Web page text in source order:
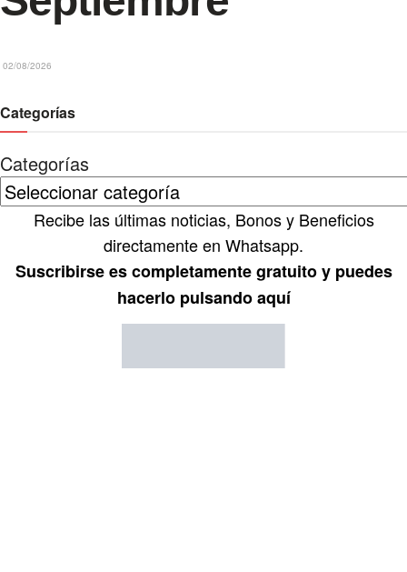
02/08/2026
Categorías
Categorías
Recibe las últimas noticias, Bonos y Beneficios
directamente en Whatsapp.
Suscribirse es completamente gratuito y puedes
hacerlo pulsando aquí